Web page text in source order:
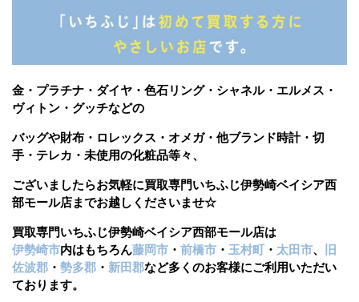
金・プラチナ・ダイヤ・色石リング・シャネル・エルメス・
ヴィトン・グッチなどの
バッグや財布・ロレックス・オメガ・他ブランド時計・切
手・テレカ・未使用の化粧品等々、
ございましたらお気軽に買取専門いちふじ伊勢崎ベイシア西
部モール店までお越しくださいませ☆
買取専門いちふじ伊勢崎ベイシア西部モール店は
伊勢崎市内はもちろん藤岡市 ・ 前橋市 ・ 玉村町 ・ 太田市、
旧
佐波郡 ・ 勢多郡 ・ 新田郡など多くのお客様にご利用いただい
ております。